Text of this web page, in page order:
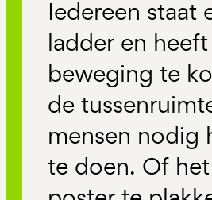
Iedereen staat
ladder en
beweging te
de
mensen nodig
te doen. Of